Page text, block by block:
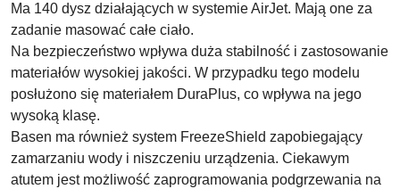
Ma 140 dysz działających w systemie AirJet. Mają one za
zadanie masować całe ciało.
Na bezpieczeństwo wpływa duża stabilność i zastosowanie
materiałów wysokiej jakości. W przypadku tego modelu
posłużono się materiałem DuraPlus, co wpływa na jego
wysoką klasę.
Basen ma również system FreezeShield zapobiegający
zamarzaniu wody i niszczeniu urządzenia. Ciekawym
atutem jest możliwość zaprogramowania podgrzewania na